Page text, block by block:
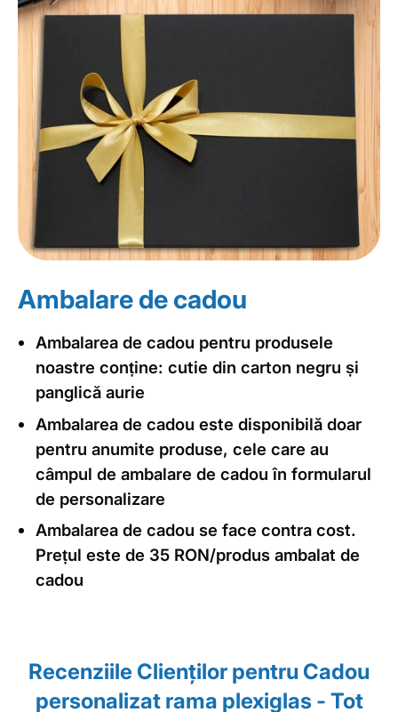
Ambalare de cadou
Ambalarea de cadou pentru produsele
noastre conține: cutie din carton negru și
panglică aurie
Ambalarea de cadou este disponibilă doar
pentru anumite produse, cele care au
câmpul de ambalare de cadou în formularul
de personalizare
Ambalarea de cadou se face contra cost.
Prețul este de 35 RON/produs ambalat de
cadou
Recenziile Clienţilor pentru Cadou
personalizat rama plexiglas - Tot